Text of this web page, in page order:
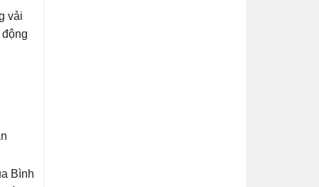
vải
Bình